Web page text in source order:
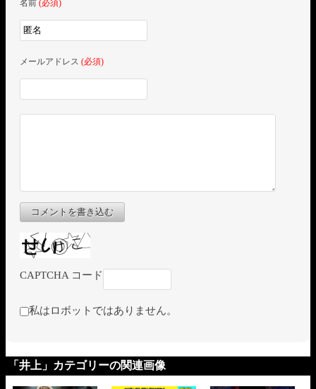
名前 (必須)
メールアドレス (必須)
コメントを書き込む
CAPTCHA コード
私はロボットではありません。
「井上」カテゴリーの関連画像